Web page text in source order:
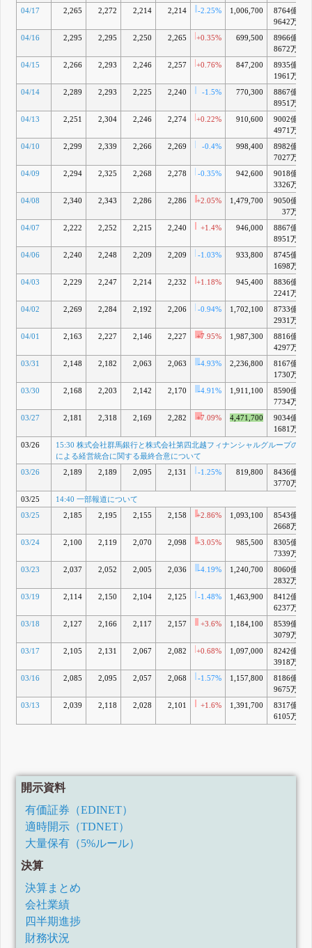
04/17 2,265 2,272 2,214 2,214 -2.25% 1,006,700
8764億
9642万
04/16 2,295 2,295 2,250 2,265 +0.35% 699,500
8966億
8672万
04/15 2,266 2,293 2,246 2,257 +0.76% 847,200
8935億
1961万
04/14 2,289 2,293 2,225 2,240 -1.5% 770,300
8867億
8951万
04/13 2,251 2,304 2,246 2,274 +0.22% 910,600
9002億
4971万
04/10 2,299 2,339 2,266 2,269 -0.4% 998,400
8982億
7027万
04/09 2,294 2,325 2,268 2,278 -0.35% 942,600
9018億
3326万
04/08 2,340 2,343 2,286 2,286 +2.05% 1,479,700
9050億
37万
04/07 2,222 2,252 2,215 2,240 +1.4% 946,000
8867億
8951万
04/06 2,240 2,248 2,209 2,209 -1.03% 933,800
8745億
1698万
04/03 2,229 2,247 2,214 2,232 +1.18% 945,400
8836億
2241万
04/02 2,269 2,284 2,192 2,206 -0.94% 1,702,100
8733億
2931万
04/01 2,163 2,227 2,146 2,227 +7.95% 1,987,300
8816億
4297万
03/31 2,148 2,182 2,063 2,063 -4.93% 2,236,800
8167億
1730万
03/30 2,168 2,203 2,142 2,170 -4.91% 1,911,100
8590億
7734万
03/27 2,181 2,318 2,169 2,282 +7.09% 4,471,700
9034億
1681万
03/26
15:30 株式会社群馬銀行と株式会社第四北越フィナンシャルグループの株
による経営統合に関する最終合意について
03/26
2,189 2,189 2,095 2,131 -1.25% 819,800
8436億
3770万
03/25
14:40 一部報道について
03/25
2,185 2,195 2,155 2,158 +2.86% 1,093,100
8543億
2668万
03/24 2,100 2,119 2,070 2,098 +3.05% 985,500
8305億
7339万
03/23 2,037 2,052 2,005 2,036 -4.19% 1,240,700
8060億
2832万
03/19 2,114 2,150 2,104 2,125 -1.48% 1,463,900
8412億
6237万
03/18 2,127 2,166 2,117 2,157 +3.6% 1,184,100
8539億
3079万
03/17 2,105 2,131 2,067 2,082 +0.68% 1,097,000
8242億
3918万
03/16 2,085 2,095 2,057 2,068 -1.57% 1,157,800
8186億
9675万
03/13 2,039 2,118 2,028 2,101 +1.6% 1,391,700
8317億
6105万
開示資料
有価証券（EDINET）
適時開示（TDNET）
大量保有（5%ルール）
決算
決算まとめ
会社業績
四半期進捗
財務状況